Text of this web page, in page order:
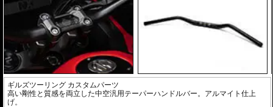
ギルズツーリング カスタムパーツ
高い剛性と質感を両立した中空汎用テーパーハンドルバー。アルマイト仕上
げ。